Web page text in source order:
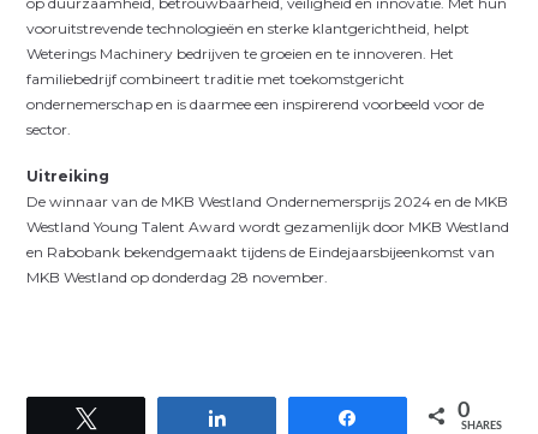
vooruitstrevende technologieën en sterke klantgerichtheid, helpt
Weterings Machinery bedrijven te groeien en te innoveren. Het
familiebedrijf combineert traditie met toekomstgericht
ondernemerschap en is daarmee een inspirerend voorbeeld voor de
sector.
Uitreiking
De winnaar van de MKB Westland Ondernemersprijs 2024 en de MKB
Westland Young Talent Award wordt gezamenlijk door MKB Westland
en Rabobank bekendgemaakt tijdens de Eindejaarsbijeenkomst van
MKB Westland op donderdag 28 november.
0
SHARES